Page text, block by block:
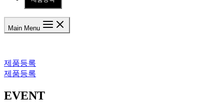
Main Menu
제품등록
제품등록
EVENT